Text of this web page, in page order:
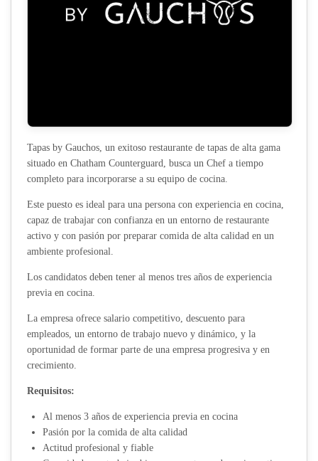
Tapas by Gauchos, un exitoso restaurante de tapas de alta gama
situado en Chatham Counterguard, busca un Chef a tiempo
completo para incorporarse a su equipo de cocina.
Este puesto es ideal para una persona con experiencia en cocina,
capaz de trabajar con confianza en un entorno de restaurante
activo y con pasión por preparar comida de alta calidad en un
ambiente profesional.
Los candidatos deben tener al menos tres años de experiencia
previa en cocina.
La empresa ofrece salario competitivo, descuento para
empleados, un entorno de trabajo nuevo y dinámico, y la
oportunidad de formar parte de una empresa progresiva y en
crecimiento.
Requisitos:
Al menos 3 años de experiencia previa en cocina
Pasión por la comida de alta calidad
Actitud profesional y fiable